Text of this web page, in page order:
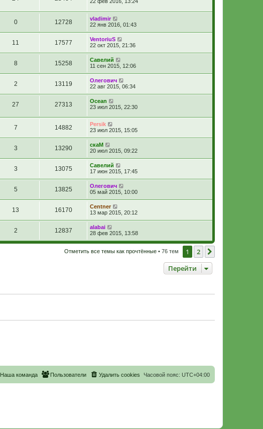
0 12728
vladimir
22 янв 2016, 01:43
11 17577
VentoriuS
22 окт 2015, 21:36
8 15258
Савелий
11 сен 2015, 12:06
2 13119
Олегович
22 авг 2015, 06:34
27 27313
Ocean
23 июл 2015, 22:30
7 14882
Persik
23 июл 2015, 15:05
3 13290
скаМ
20 июл 2015, 09:22
3 13075
Савелий
17 июн 2015, 17:45
5 13825
Олегович
05 май 2015, 10:00
13 16170
Centner
13 мар 2015, 20:12
2 12837
alabai
28 фев 2015, 13:58
Отметить все темы как прочтённые • 76 тем 1 2
Перейти
Часовой пояс: UTC+04:00
Удалить cookies
Пользователи
Наша команда